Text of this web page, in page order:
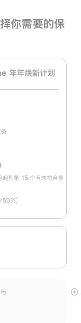
你需要的保
年年焕新计划
到第 15 个月末符合条
）
与
展